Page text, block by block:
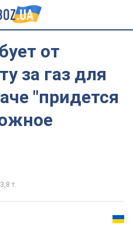
от
за газ для
"придется
т.